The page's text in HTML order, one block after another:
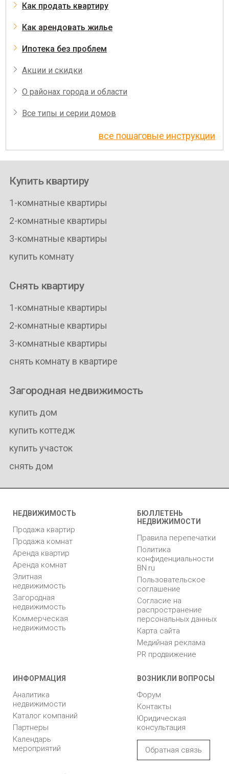
Как продать квартиру
Как арендовать жилье
Ипотека без проблем
Акции и скидки
О районах города и области
Все типы и серии домов
все пошаговые инструкции
Купить квартиру
1-комнатные квартиры
2-комнатные квартиры
3-комнатные квартиры
купить комнату
Снять квартиру
1-комнатные квартиры
2-комнатные квартиры
3-комнатные квартиры
снять комнату в квартире
Загородная недвижимость
купить дом
купить коттедж
купить участок
снять дом
НЕДВИЖИМОСТЬ
Продажа квартир
Продажа комнат
Аренда квартир
Аренда комнат
Элитная
недвижимость
Загородная
недвижимость
Коммерческая
недвижимость
БЮЛЛЕТЕНЬ
НЕДВИЖИМОСТИ
Правила перепечатки
Политика
конфиденциальности
BN.ru
Пользовательское
соглашение
Согласие на
распространение
персональных данных
Карта сайта
Медийная реклама
PR продвижение
ИНФОРМАЦИЯ
Аналитика
недвижимости
Каталог компаний
Партнеры
Календарь
мероприятий
ВОЗНИКЛИ ВОПРОСЫ
Форум
Контакты
Юридическая
консультация
Обратная связь